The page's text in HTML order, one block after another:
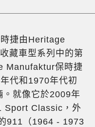
捷由Heritage
藏車型系列中的第
Manufaktur保時捷
代和1970年代初
就像它於2009年
Sport Classic，外
911（1964 - 1973